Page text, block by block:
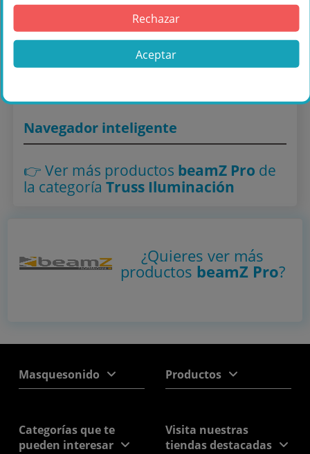
Comprar Beamz Pro P32-L200 Duo Truss
2,0m recto en Másquesonido con envío
rápido
Lo encuentras también en: ,Truss Iluminación
Navegador inteligente
👉 Ver más productos beamZ Pro de
la categoría Truss Iluminación
¿Quieres ver más
productos beamZ Pro?
Masquesonido Productos
Categorías que te
pueden interesar
Visita nuestras
tiendas destacadas
Rechazar
Aceptar